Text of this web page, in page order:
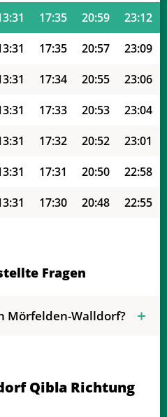
17:35 20:59 23:12
17:35 20:57 23:09
17:34 20:55 23:06
17:33 20:53 23:04
17:32 20:52 23:01
17:31 20:50 22:58
17:30 20:48 22:55
13:30
17:24 20:37 22:38
Fragen
Mörfelden-Walldorf?
Qibla Richtung